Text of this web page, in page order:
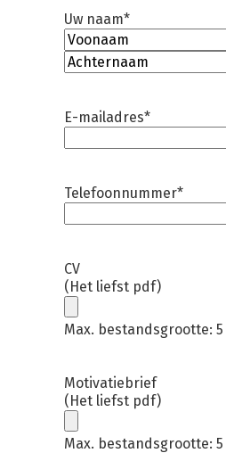
Uw naam*
Voornaam
E-mailadres*
Telefoonnummer*
CV
(Het liefst pdf)
Max. bestandsgrootte: 5
Motivatiebrief
(Het liefst pdf)
Max. bestandsgrootte: 5